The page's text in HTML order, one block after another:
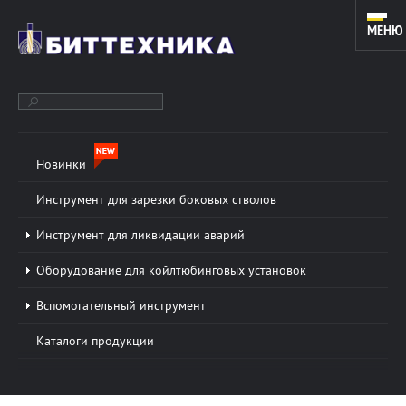
ОБОРУДОВАНИЕ ДЛЯ ЗАРЕЗКИ ДОПОЛНИТЕЛЬНЫХ СТВОЛОВ
КОЙЛТЮБИНГОВЫХ УСТАНОВОК.
динамично развивается по настоящее время. В
МЕНЮ
Новинки
Инструмент для зарезки боковых стволов
Инструмент для ликвидации аварий
Оборудование для койлтюбинговых установок
Вспомогательный инструмент
Каталоги продукции